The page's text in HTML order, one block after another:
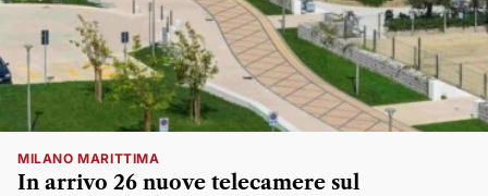
MILANO MARITTIMA
In arrivo 26 nuove telecamere sul